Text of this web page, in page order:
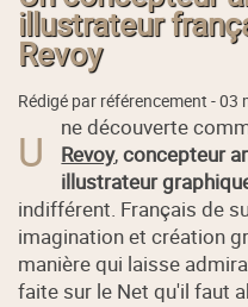
illustrateur
Revoy
Rédigé par référencement -03
U ne découverte
Revoy,concepteur
illustrateur
indifférent. Français de
imagination et création
manière qui laisse
faite sur le Net qu'il faut